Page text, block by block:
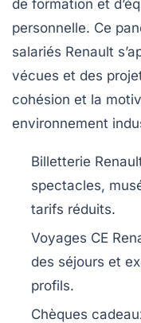
de formation et
personnelle. Ce
salariés Renault
vécues et des
cohésion et la
environnement
Billetterie
spectacles,
tarifs réduits.
Voyages CE
des séjours et
profils.
Chèques